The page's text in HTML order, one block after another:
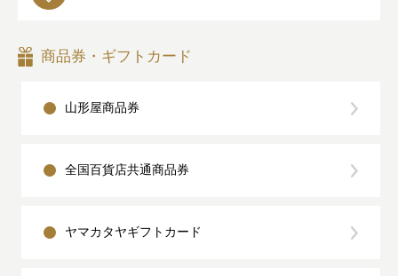
商品券・ギフトカード
山形屋商品券
全国百貨店共通商品券
ヤマカタヤギフトカード